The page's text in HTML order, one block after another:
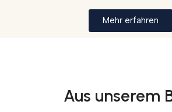
Mehr erfahren
Aus unserem